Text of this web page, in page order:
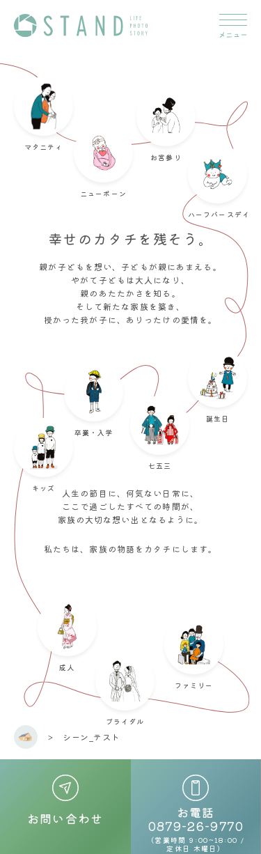
トップ
メッセージ
→ ニューボーン
→ お宮参り
→ ハーフバースディ
→ 卒業・入学
→ キッズ
→ ブライダル
→ ファミリー
スタジオ
ご利用料金
商品一覧
ニュース&ブログ
よくあるご質問
スタジオフォト閲覧システム
お問い合わせ
お電話 0879-26-9770
（営業時間 9:00~18:00 / 定休日 木曜日）
〒769-2322 香川県さぬき市寒川町石田西2063-1
駐車場 あり（8台）
マタニティ
ニューボーン
お宮参り
ハーフバースデイ
誕生日
七五三
卒業・入学
キッズ
成人
ブライダル
ファミリー
幸せのカタチを残そう。
親が子どもを想い、子どもが親にあまえる。
やがて子どもは大人になり、
親のあたたかさを知る。
そして新たな家族を築き、
授かった我が子に、ありったけの愛情を。
人生の節目に、何気ない日常に、
ここで過ごしたすべての時間が、
家族の大切な想い出となるように。
私たちは、家族の物語をカタチにします。
シーン_テスト
お問い合わせ
お電話
0879-26-9770
（営業時間 9:00~18:00 /
定休日 木曜日）